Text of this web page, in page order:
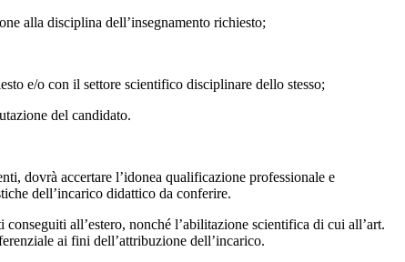
alla disciplina dell’insegnamento richiesto;
e/o con il settore scientifico disciplinare dello stesso;
del candidato.
dovrà accertare l’idonea qualificazione professionale e
dell’incarico didattico da conferire.
all’estero, nonché l’abilitazione scientifica di cui all’art.
ai fini dell’attribuzione dell’incarico.